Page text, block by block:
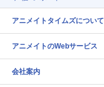
アニメイトタイムズについて
アニメイトのWebサービス
会社案内